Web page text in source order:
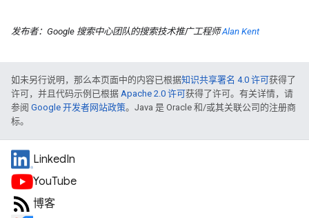
发布者：Google 搜索中心团队的搜索技术推广工程师Alan Kent
如未另行说明，那么本页面中的内容已根据知识共享署名 4.0 许可获得了
许可，并且代码示例已根据 Apache 2.0 许可获得了许可。有关详情，请
参阅 Google 开发者网站政策。Java 是 Oracle 和/或其关联公司的注册商
标。
LinkedIn
YouTube
博客